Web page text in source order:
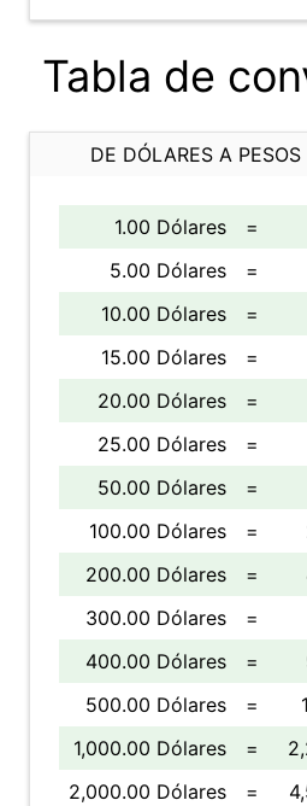
Tabla de
DE DÓLARES A
1.00 Dólares =
5.00 Dólares
=
10.00 Dólares
=
15.00 Dólares
=
20.00 Dólares
=
25.00 Dólares
=
50.00 Dólares
=
100.00 Dólares
=
200.00 Dólares
=
300.00 Dólares
=
400.00 Dólares
=
500.00 Dólares
=
1,000.00 Dólares
=
2,000.00 Dólares
=